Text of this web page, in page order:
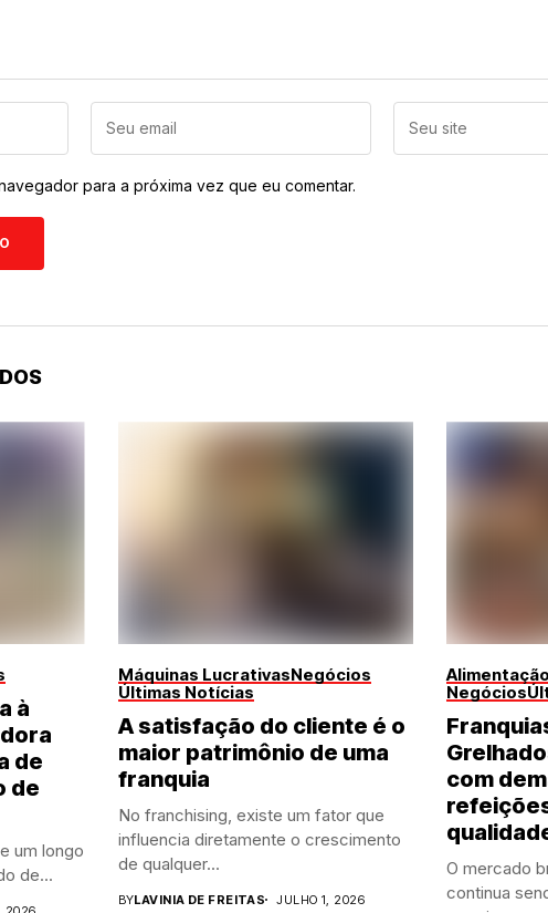
para a próxima vez que eu comentar.
à
de
de
um longo
de...
Máquinas LucrativasNegócios
Últimas Notícias
A satisfação do cliente é o
maior patrimônio de uma
franquia
No franchising, existe um fator que
influencia diretamente o crescimento
de qualquer...
BYLAVINIA DE FREITAS JULHO 1, 2026
Alimentação
Negócios
com
O mercado
continua